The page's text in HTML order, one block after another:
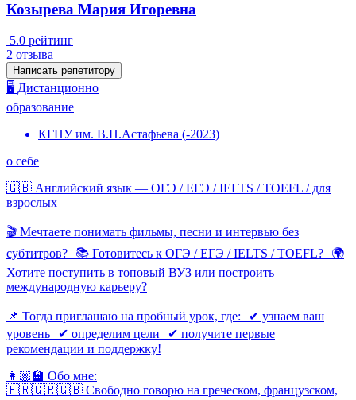
Козырева Мария Игоревна
5.0 рейтинг
2 отзыва
Написать репетитору
🖥️ Дистанционно
образование
КГПУ им. В.П.Астафьева (-2023)
о себе
🇬🇧 Английский язык — ОГЭ / ЕГЭ / IELTS / TOEFL / для
взрослых
🎬 Мечтаете понимать фильмы, песни и интервью без
субтитров? 📚 Готовитесь к ОГЭ / ЕГЭ / IELTS / TOEFL? 🌍
Хотите поступить в топовый ВУЗ или построить
международную карьеру?
📌 Тогда приглашаю на пробный урок, где: ✔ узнаем ваш
уровень ✔ определим цели ✔ получите первые
рекомендации и поддержку!
👩🏼‍🏫 Обо мне:
🇫🇷🇬🇷🇬🇧 Свободно говорю на греческом, французском,